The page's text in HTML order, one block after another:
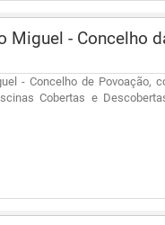
Miguel - Concelho
- Concelho de Povoação,
Cobertas e